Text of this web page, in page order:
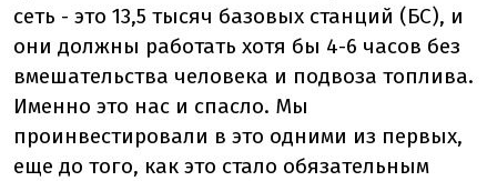
сеть - это 13,5 тысяч базовых станций (БС), и
они должны работать хотя бы 4-6 часов без
вмешательства человека и подвоза топлива.
Именно это нас и спасло. Мы
проинвестировали в это одними из первых,
еще до того, как это стало обязательным